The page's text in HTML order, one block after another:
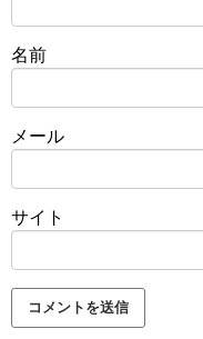
名前
メール
サイト